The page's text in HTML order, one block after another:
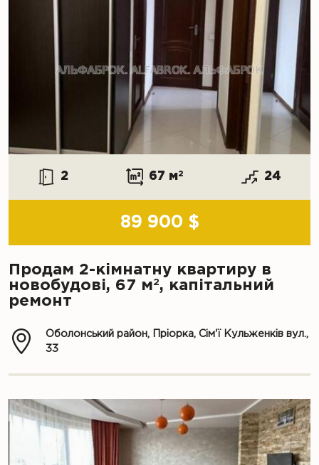
2 67 м2 24
89 900 $
Продам 2-кімнатну квартиру в
новобудові, 67 м2, капітальний
ремонт
Оболонський район, Пріорка, Сім'ї Кульженків вул.,
33